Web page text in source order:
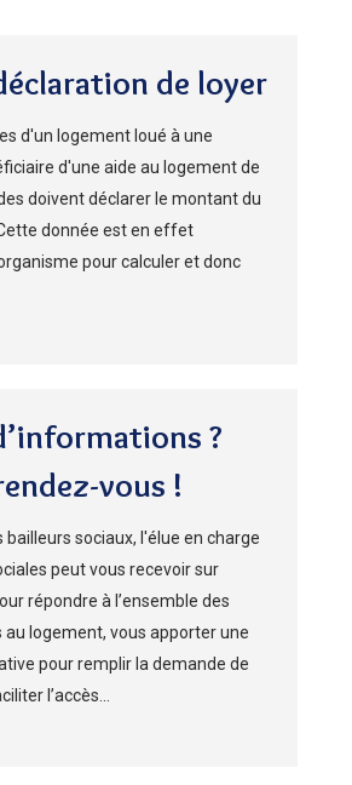
de loyer
d'un logement loué à une
d'une aide au logement de
doivent déclarer le montant du
donnée est en effet
pour calculer et donc
?
vous !
bailleurs sociaux, l'élue en charge
peut vous recevoir sur
répondre à l’ensemble des
au logement, vous apporter une
pour remplir la demande de
l’accès...